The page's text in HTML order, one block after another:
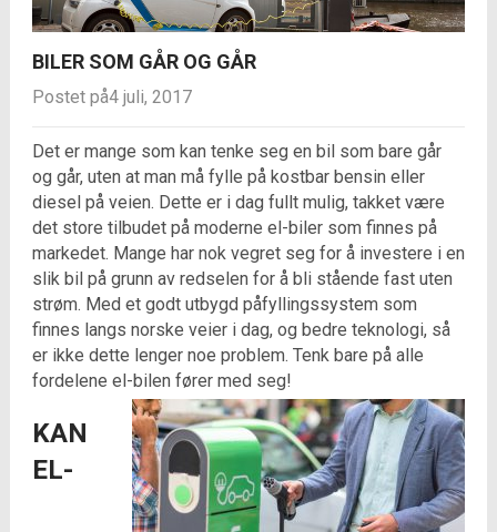
BILER SOM GÅR OG GÅR
Postet på4 juli, 2017
Det er mange som kan tenke seg en bil som bare går
og går, uten at man må fylle på kostbar bensin eller
diesel på veien. Dette er i dag fullt mulig, takket være
det store tilbudet på moderne el-biler som finnes på
markedet. Mange har nok vegret seg for å investere i en
slik bil på grunn av redselen for å bli stående fast uten
strøm. Med et godt utbygd påfyllingssystem som
finnes langs norske veier i dag, og bedre teknologi, så
er ikke dette lenger noe problem. Tenk bare på alle
fordelene el-bilen fører med seg!
KAN
EL-